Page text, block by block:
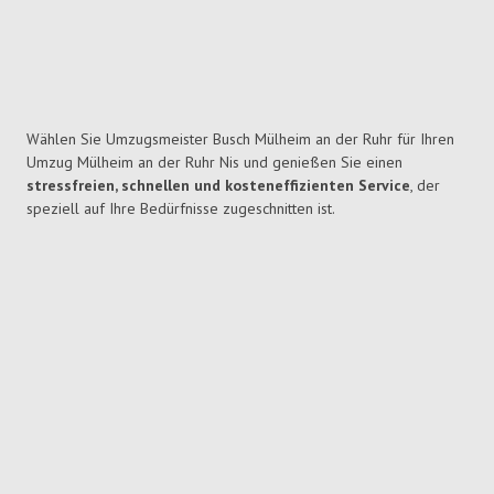
Wählen Sie Umzugsmeister Busch Mülheim an der Ruhr für Ihren
Umzug Mülheim an der Ruhr Nis und genießen Sie einen
stressfreien, schnellen und kosteneffizienten Service, der
speziell auf Ihre Bedürfnisse zugeschnitten ist.